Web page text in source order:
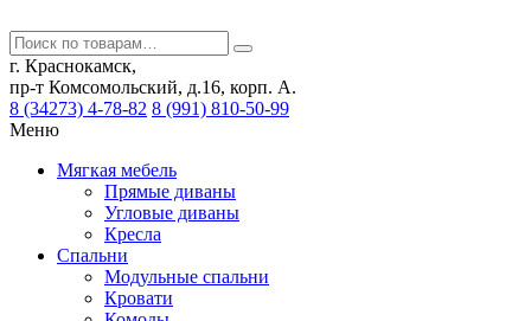
г. Краснокамск,
пр-т Комсомольский, д.16, корп. А.
8 (34273) 4-78-82 8 (991) 810-50-99
Меню
Мягкая мебель
Прямые диваны
Угловые диваны
Кресла
Спальни
Модульные спальни
Кровати